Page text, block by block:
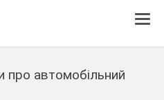
про автомобільний